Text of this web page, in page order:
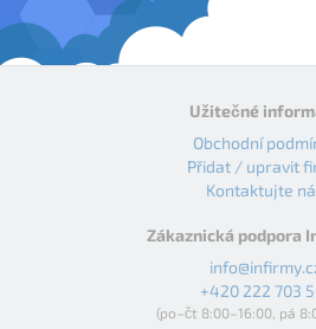
Užitečné
Obchodní
Přidat / upravit
Kontaktujte
Zákaznická podpora
+420 222 703
(po–čt 8:00–16:00, pá